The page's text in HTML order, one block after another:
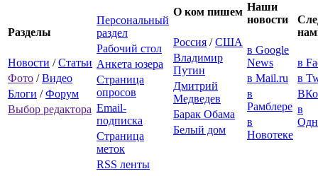
Разделы
Новости /Статьи
Фото /Видео
Блоги /Форум
Выбор редактора
Персональный
раздел
Рабочий стол
Анкета юзера
Страница
опросов
Email-
подписка
Страница
меток
RSS ленты
О ком пишем
Россия /США
Владимир
Путин
Дмитрий
Медведев
Барак Обама
Белый дом
Наши
новости
в Google
News
в Mail.ru
в
Рамблере
в
Новотеке
в
в
в